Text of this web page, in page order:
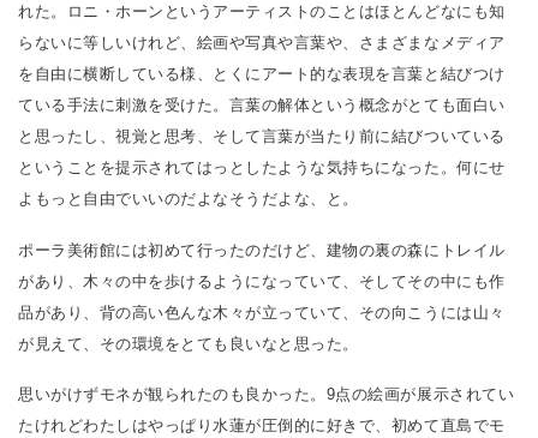
れた。ロニ・ホーンというアーティストのことはほとんどなにも知
らないに等しいけれど、絵画や写真や言葉や、さまざまなメディア
を自由に横断している様、とくにアート的な表現を言葉と結びつけ
ている手法に刺激を受けた。言葉の解体という概念がとても面白い
と思ったし、視覚と思考、そして言葉が当たり前に結びついている
ということを提示されてはっとしたような気持ちになった。何にせ
よもっと自由でいいのだよなそうだよな、と。
ポーラ美術館には初めて行ったのだけど、建物の裏の森にトレイル
があり、木々の中を歩けるようになっていて、そしてその中にも作
品があり、背の高い色んな木々が立っていて、その向こうには山々
が見えて、その環境をとても良いなと思った。
思いがけずモネが観られたのも良かった。9点の絵画が展示されてい
たけれどわたしはやっぱり水蓮が圧倒的に好きで、初めて直島でモ